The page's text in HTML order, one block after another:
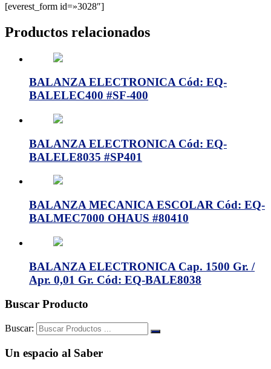
[everest_form id=»3028″]
Productos relacionados
BALANZA ELECTRONICA Cód: EQ-
BALELEC400 #SF-400
BALANZA ELECTRONICA Cód: EQ-
BALELE8035 #SP401
BALANZA MECANICA ESCOLAR Cód: EQ-
BALMEC7000 OHAUS #80410
BALANZA ELECTRONICA Cap. 1500 Gr. /
Apr. 0,01 Gr. Cód: EQ-BALE8038
Buscar Producto
Buscar:
Un espacio al Saber